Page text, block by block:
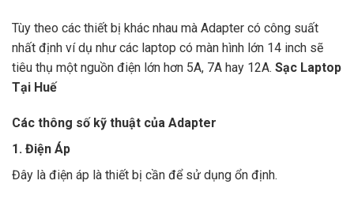
Tùy theo các thiết bị khác nhau mà Adapter có công suất
nhất định ví dụ như các laptop có màn hình lớn 14 inch sẽ
tiêu thụ một nguồn điện lớn hơn 5A, 7A hay 12A. Sạc Laptop
Tại Huế
Các thông số kỹ thuật của Adapter
1. Điện Áp
Đây là điện áp là thiết bị cần để sử dụng ổn định.